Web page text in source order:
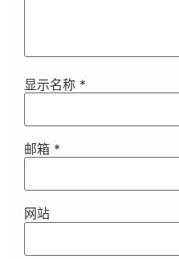
显示名称 *
邮箱 *
网站